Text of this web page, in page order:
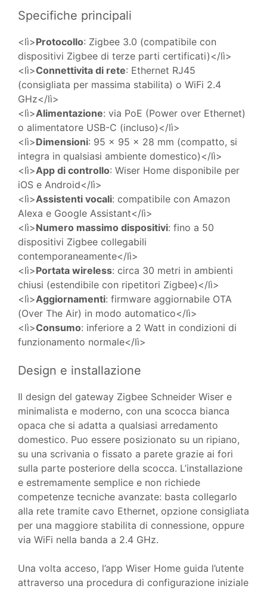
Specifiche principali
<lì>Protocollo: Zigbee 3.0 (compatibile con
dispositivi Zigbee di terze parti certificati)</lì>
<lì>Connettivita di rete: Ethernet RJ45
(consigliata per massima stabilita) o WiFi 2.4
GHz</lì>
<lì>Alimentazione: via PoE (Power over Ethernet)
o alimentatore USB-C (incluso)</lì>
<lì>Dimensioni: 95 x 95 x 28 mm (compatto, si
integra in qualsiasi ambiente domestico)</lì>
<lì>App di controllo: Wiser Home disponibile per
iOS e Android</lì>
<lì>Assistenti vocali: compatibile con Amazon
Alexa e Google Assistant</lì>
<lì>Numero massimo dispositivi: fino a 50
dispositivi Zigbee collegabili
contemporaneamente</lì>
<lì>Portata wireless: circa 30 metri in ambienti
chiusi (estendibile con ripetitori Zigbee)</lì>
<lì>Aggiornamenti: firmware aggiornabile OTA
(Over The Air) in modo automatico</lì>
<lì>Consumo: inferiore a 2 Watt in condizioni di
funzionamento normale</lì>
Design e installazione
Il design del gateway Zigbee Schneider Wiser e
minimalista e moderno, con una scocca bianca
opaca che si adatta a qualsiasi arredamento
domestico. Puo essere posizionato su un ripiano,
su una scrivania o fissato a parete grazie ai fori
sulla parte posteriore della scocca. L’installazione
e estremamente semplice e non richiede
competenze tecniche avanzate: basta collegarlo
alla rete tramite cavo Ethernet, opzione consigliata
per una maggiore stabilita di connessione, oppure
via WiFi nella banda a 2.4 GHz.
Una volta acceso, l’app Wiser Home guida l’utente
attraverso una procedura di configurazione iniziale